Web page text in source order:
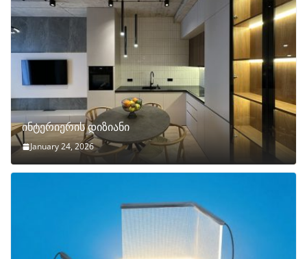
ინტერიერის დიზიანი
January 24, 2026